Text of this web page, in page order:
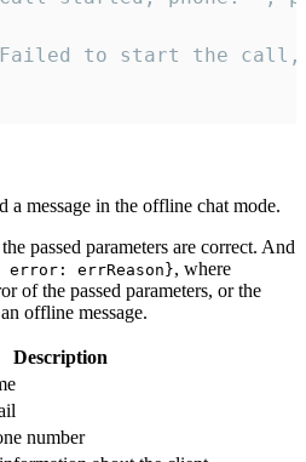
to start the
a message in the offline chat mode.
passed parameters are correct. And
errReason}, where
of the passed parameters, or the
offline message.
Description
number